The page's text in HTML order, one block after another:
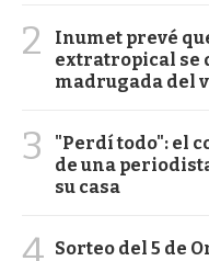
2
Inumet prevé
extratropical se
madrugada del
3
"Perdí todo": el
de una
su casa
4 Sorteo del 5 de